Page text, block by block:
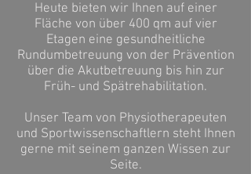
Heute bieten wir Ihnen auf einer
Fläche von über 400 qm auf vier
Etagen eine gesundheitliche
Rundumbetreuung von der Prävention
über die Akutbetreuung bis hin zur
Früh- und Spätrehabilitation.
Unser Team von Physiotherapeuten
und Sportwissenschaftlern steht Ihnen
gerne mit seinem ganzen Wissen zur
Seite.